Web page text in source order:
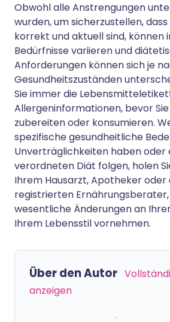
Obwohl alle Anstrengungen
wurden, um sicherzustellen,
korrekt und aktuell sind, können
Bedürfnisse variieren und
Anforderungen können sich je
Gesundheitszuständen
Sie immer die
Allergeninformationen, bevor
zubereiten oder konsumieren.
spezifische gesundheitliche
Unverträglichkeiten haben oder
verordneten Diät folgen, holen
Ihrem Hausarzt, Apotheker oder
registrierten
wesentliche Änderungen an
Ihrem Lebensstil vornehmen.
Über den Autor
anzeigen